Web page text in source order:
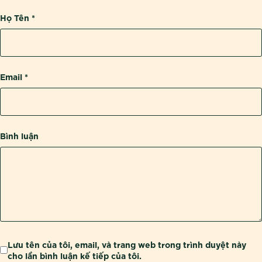
Bình luận
Họ Tên *
Email *
Lưu tên của tôi, email, và trang web trong trình duyệt này
cho lần bình luận kế tiếp của tôi.